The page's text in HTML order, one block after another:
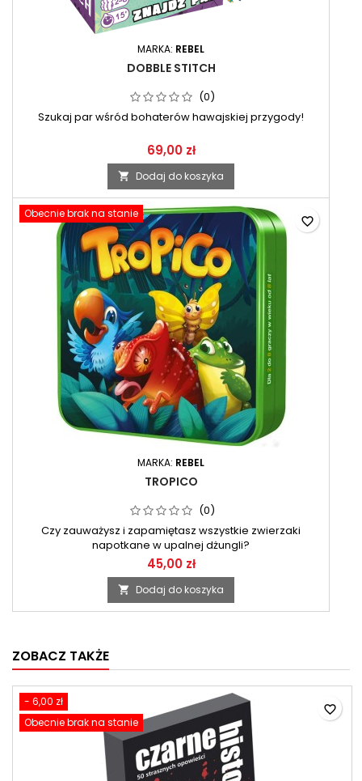
MARKA: REBEL
DOBBLE STITCH
(0)
Szukaj par wśród bohaterów hawajskiej przygody!
69,00 zł
 Dodaj do koszyka
Obecnie brak na stanie
MARKA: REBEL
TROPICO
(0)
Czy zauważysz i zapamiętasz wszystkie zwierzaki
napotkane w upalnej dżungli?
45,00 zł
 Dodaj do koszyka
favorite_border
ZOBACZ TAKŻE
- 6,00 zł
Obecnie brak na stanie
favorite_border